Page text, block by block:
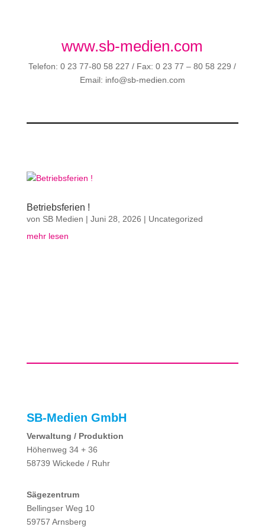
www.sb-medien.com
Telefon: 0 23 77-80 58 227 / Fax: 0 23 77 – 80 58 229 /
Email: info@sb-medien.com
Betriebsferien !
von SB Medien | Juni 28, 2026 | Uncategorized
mehr lesen
SB-Medien GmbH
Verwaltung / Produktion
Höhenweg 34 + 36
58739 Wickede / Ruhr
Sägezentrum
Bellingser Weg 10
59757 Arnsberg